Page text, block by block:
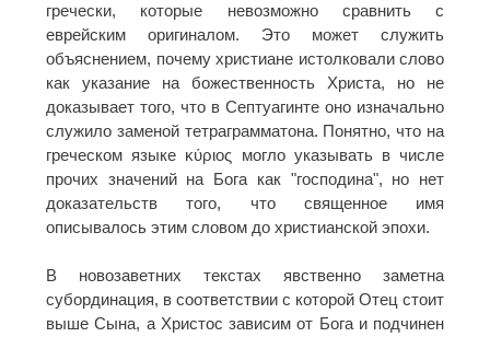
гречески, которые невозможно сравнить с
еврейским оригиналом. Это может служить
объяснением, почему христиане истолковали слово
как указание на божественность Христа, но не
доказывает того, что в Септуагинте оно изначально
служило заменой тетраграмматона. Понятно, что на
греческом языке κύριος могло указывать в числе
прочих значений на Бога как "господина", но нет
доказательств того, что священное имя
описывалось этим словом до христианской эпохи.
В новозаветних текстах явственно заметна
субординация, в соответствии с которой Отец стоит
выше Сына, а Христос зависим от Бога и подчинен